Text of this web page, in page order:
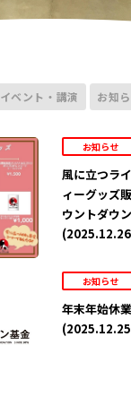
イベント・講演 お知
お知らせ
風に立つラ
ィーグッズ
ウントダウ
お知らせ
年末年始休